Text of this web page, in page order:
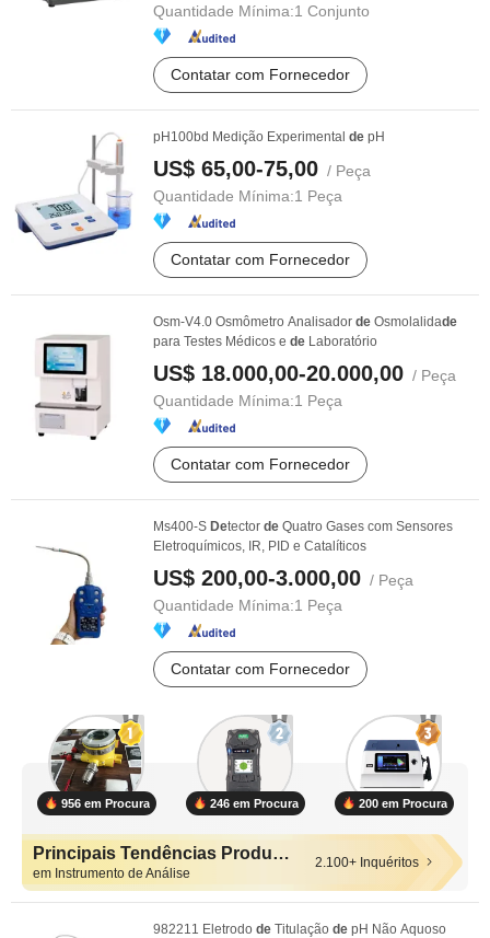
Quantidade Mínima:1 Conjunto
Contatar com Fornecedor
pH100bd Medição Experimental de pH
US$ 65,00-75,00 / Peça
Quantidade Mínima:1 Peça
Contatar com Fornecedor
Osm-V4.0 Osmômetro Analisador de Osmolalidade
para Testes Médicos e de Laboratório
US$ 18.000,00-20.000,00 / Peça
Quantidade Mínima:1 Peça
Contatar com Fornecedor
Ms400-S Detector de Quatro Gases com Sensores
Eletroquímicos, IR, PID e Catalíticos
US$ 200,00-3.000,00 / Peça
Quantidade Mínima:1 Peça
Contatar com Fornecedor
956 em Procura 246 em Procura 200 em Procura
Principais Tendências Produtos
em Instrumento de Análise
2.100+ Inquéritos
982211 Eletrodo de Titulação de pH Não Aquoso